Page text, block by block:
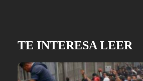
TE INTERESA LEER